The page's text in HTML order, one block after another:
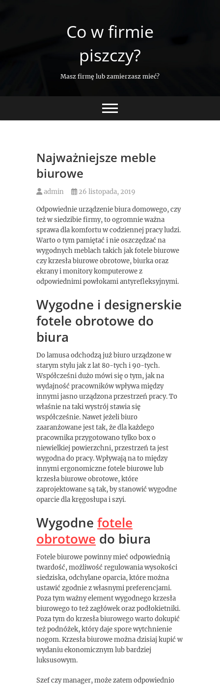
Co w firmie
piszczy?
Masz firmę lub zamierzasz mieć?
Najważniejsze meble
biurowe
admin 26 listopada, 2019
Odpowiednie urządzenie biura domowego, czy
też w siedzibie firmy, to ogromnie ważna
sprawa dla komfortu w codziennej pracy ludzi.
Warto o tym pamiętać i nie oszczędzać na
wygodnych meblach takich jak fotele biurowe
czy krzesła biurowe obrotowe, biurka oraz
ekrany i monitory komputerowe z
odpowiednimi powłokami antyrefleksyjnymi.
Wygodne i designerskie
fotele obrotowe do
biura
Do lamusa odchodzą już biuro urządzone w
starym stylu jak z lat 80-tych i 90-tych.
Współcześni dużo mówi się o tym, jak na
wydajność pracowników wpływa między
innymi jasno urządzona przestrzeń pracy. To
właśnie na taki wystrój stawia się
współcześnie. Nawet jeżeli biuro
zaaranżowane jest tak, że dla każdego
pracownika przygotowano tylko box o
niewielkiej powierzchni, przestrzeń ta jest
wygodna do pracy. Wpływają na to między
innymi ergonomiczne fotele biurowe lub
krzesła biurowe obrotowe, które
zaprojektowane są tak, by stanowić wygodne
oparcie dla kręgosłupa i szyi.
Wygodne fotele
obrotowe do biura
Fotele biurowe powinny mieć odpowiednią
twardość, możliwość regulowania wysokości
siedziska, odchylane oparcia, które można
ustawić zgodnie z własnymi preferencjami.
Poza tym ważny element wygodnego krzesła
biurowego to też zagłówek oraz podłokietniki.
Poza tym do krzesła biurowego warto dokupić
też podnóżek, który daje spore wytchnienie
nogom. Krzesła biurowe można dzisiaj kupić w
wydaniu ekonomicznym lub bardziej
luksusowym.
Szef czy manager, może zatem odpowiednio